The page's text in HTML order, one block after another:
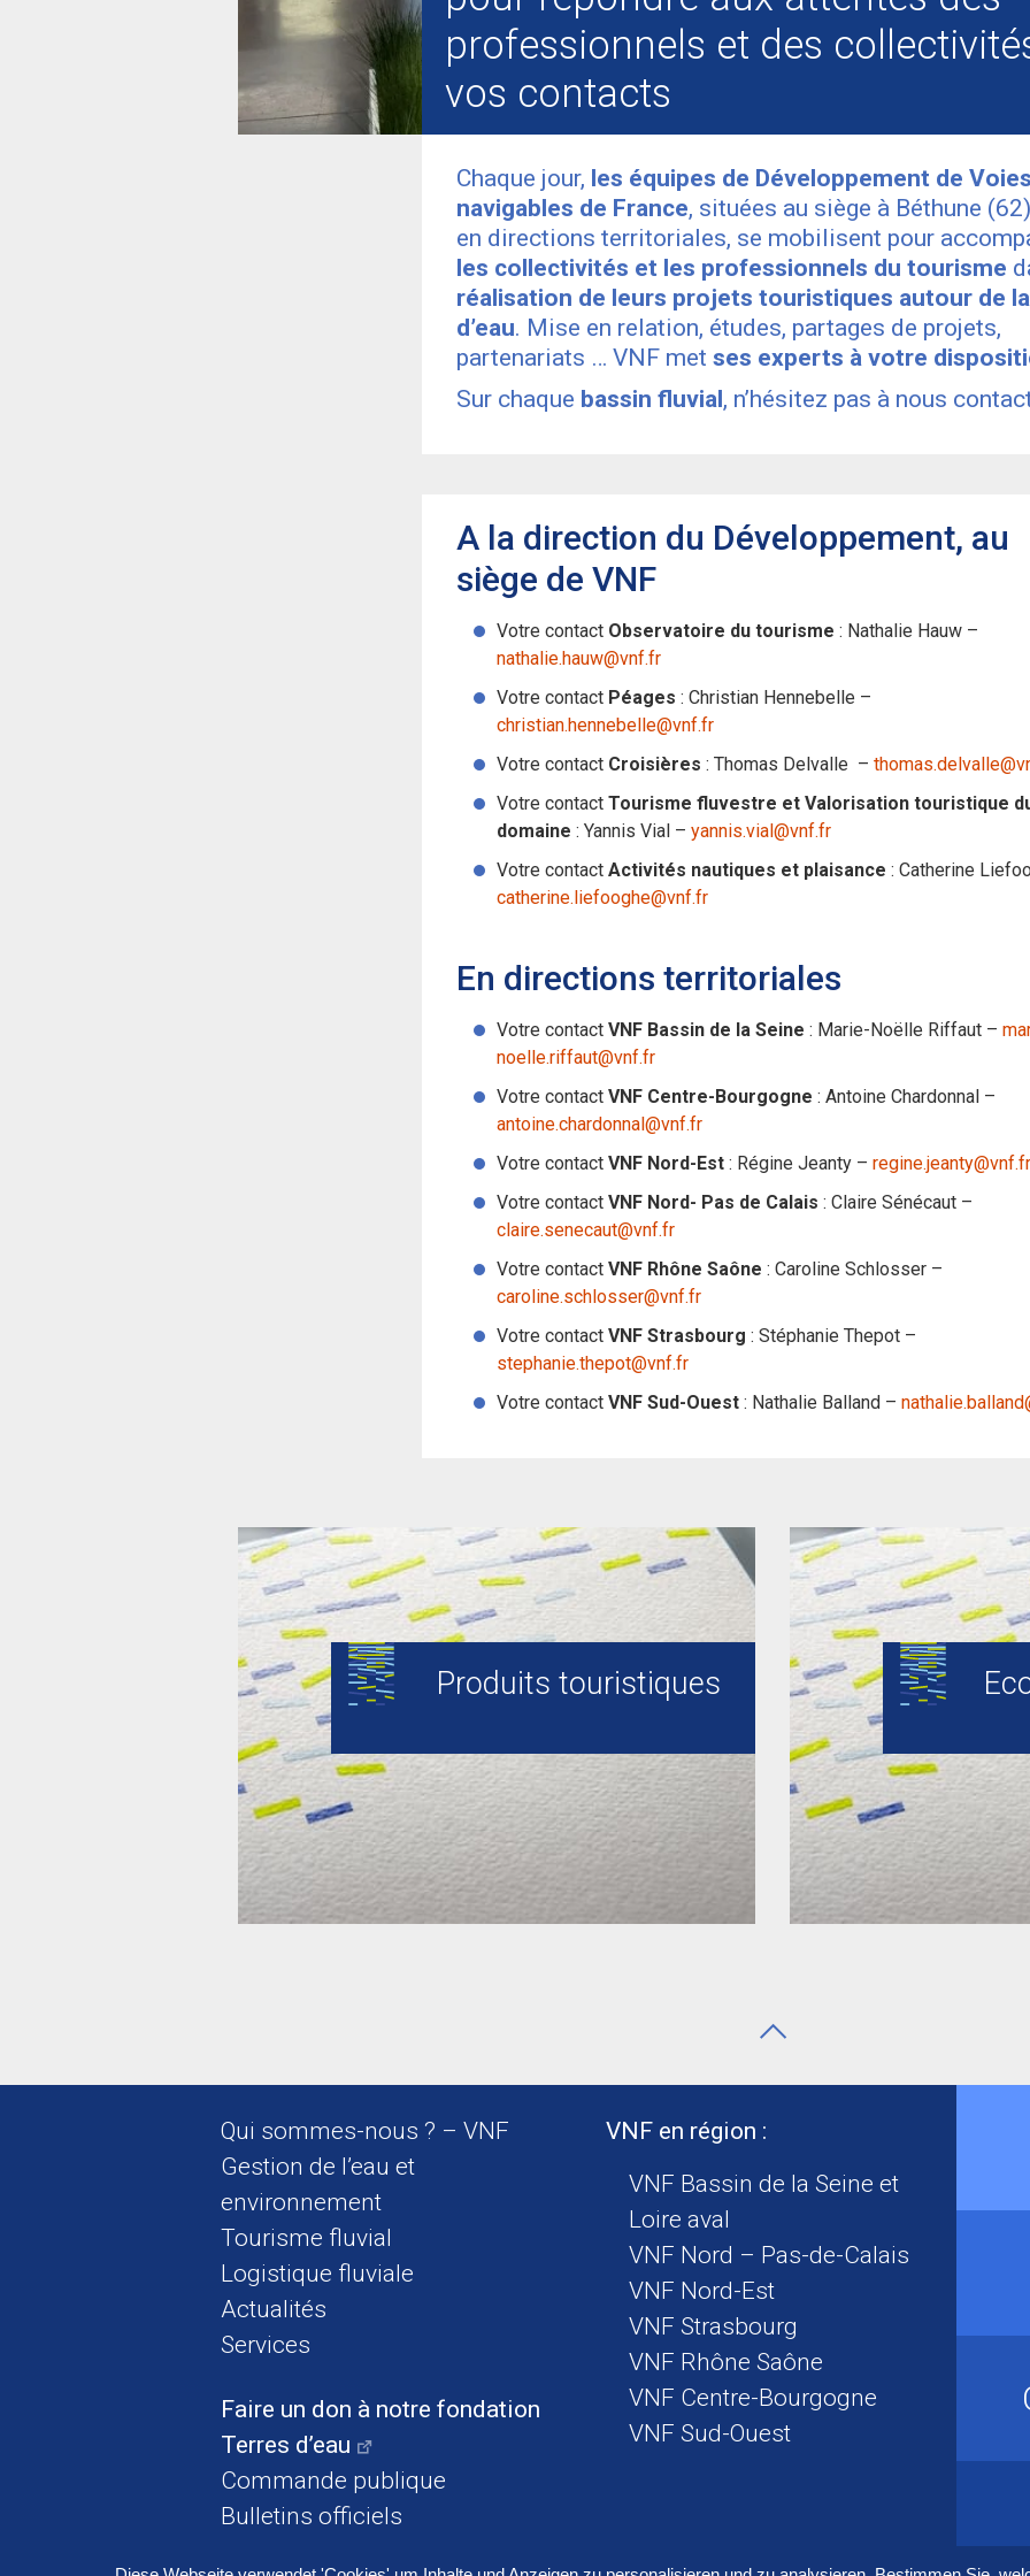
professionnels et des
vos contacts
Chaque jour, les équipes de Développement de Voies
navigables de France, situées au siège à Béthune
en directions territoriales, se mobilisent pour
les collectivités et les professionnels du tourisme
réalisation de leurs projets touristiques autour de
d’eau. Mise en relation, études, partages de projets,
partenariats … VNF met ses experts à votre
Sur chaque bassin fluvial, n’hésitez pas à nous
A la direction du Développement, au
siège de VNF
Votre contact Observatoire du tourisme : Nathalie Hauw –
nathalie.hauw@vnf.fr
Votre contact Péages : Christian Hennebelle –
christian.hennebelle@vnf.fr
Votre contact Croisières : Thomas Delvalle –
Votre contact Tourisme fluvestre et Valorisation touristique
domaine : Yannis Vial – yannis.vial@vnf.fr
Votre contact Activités nautiques et plaisance : Catherine
catherine.liefooghe@vnf.fr
En directions territoriales
Votre contact VNF Bassin de la Seine : Marie-Noëlle Riffaut –
noelle.riffaut@vnf.fr
Votre contact VNF Centre-Bourgogne : Antoine Chardonnal –
antoine.chardonnal@vnf.fr
Votre contact VNF Nord-Est : Régine Jeanty – regine.jeanty@vnf.fr
Votre contact VNF Nord- Pas de Calais : Claire Sénécaut –
claire.senecaut@vnf.fr
Votre contact VNF Rhône Saône : Caroline Schlosser –
caroline.schlosser@vnf.fr
Votre contact VNF Strasbourg : Stéphanie Thepot –
stephanie.thepot@vnf.fr
Votre contact VNF Sud-Ouest : Nathalie Balland –
Produits touristiques
Qui sommes-nous ? – VNF
Gestion de l’eau et
environnement
Tourisme fluvial
Logistique fluviale
Actualités
Services
Faire un don à notre fondation
Terres d’eau
Commande publique
Bulletins officiels
VNF en région :
VNF Bassin de la Seine et
Loire aval
VNF Nord – Pas-de-Calais
VNF Nord-Est
VNF Strasbourg
VNF Rhône Saône
VNF Centre-Bourgogne
VNF Sud-Ouest